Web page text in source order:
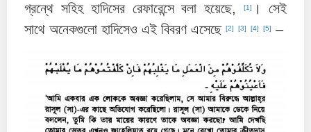
গ্রন্থে সহিহ হাদিসের রেফারেন্সে বলা হয়েছে,[1]
। সেই
সাথে অনেকগুলো হাদিসেও এই বিবরণ এসেছে [2] [3] [4] [5] –